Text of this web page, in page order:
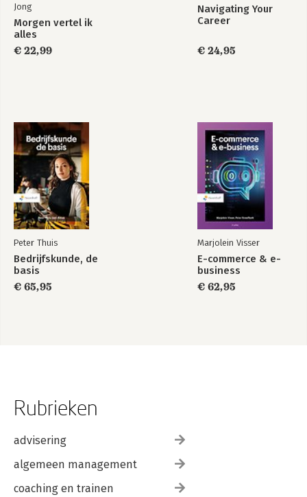
Jong
Morgen vertel ik
alles
€ 22,99
Navigating Your
Career
€ 24,95
Peter Thuis
Bedrijfskunde, de
basis
€ 65,95
Marjolein Visser
E-commerce & e-
business
€ 62,95
Rubrieken
advisering
algemeen management
coaching en trainen